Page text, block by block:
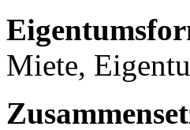
Miete,